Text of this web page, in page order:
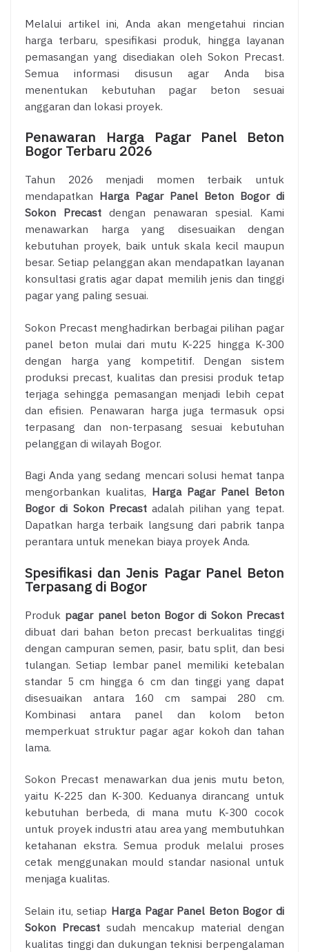
Melalui artikel ini, Anda akan mengetahui rincian
harga terbaru, spesifikasi produk, hingga layanan
pemasangan yang disediakan oleh Sokon Precast.
Semua informasi disusun agar Anda bisa
menentukan kebutuhan pagar beton sesuai
anggaran dan lokasi proyek.
Penawaran Harga Pagar Panel Beton
Bogor Terbaru 2026
Tahun 2026 menjadi momen terbaik untuk
mendapatkan Harga Pagar Panel Beton Bogor di
Sokon Precast dengan penawaran spesial. Kami
menawarkan harga yang disesuaikan dengan
kebutuhan proyek, baik untuk skala kecil maupun
besar. Setiap pelanggan akan mendapatkan layanan
konsultasi gratis agar dapat memilih jenis dan tinggi
pagar yang paling sesuai.
Sokon Precast menghadirkan berbagai pilihan pagar
panel beton mulai dari mutu K-225 hingga K-300
dengan harga yang kompetitif. Dengan sistem
produksi precast, kualitas dan presisi produk tetap
terjaga sehingga pemasangan menjadi lebih cepat
dan efisien. Penawaran harga juga termasuk opsi
terpasang dan non-terpasang sesuai kebutuhan
pelanggan di wilayah Bogor.
Bagi Anda yang sedang mencari solusi hemat tanpa
mengorbankan kualitas, Harga Pagar Panel Beton
Bogor di Sokon Precastadalah pilihan yang tepat.
Dapatkan harga terbaik langsung dari pabrik tanpa
perantara untuk menekan biaya proyek Anda.
Spesifikasi dan Jenis Pagar Panel Beton
Terpasang di Bogor
Produk pagar panel beton Bogor di Sokon Precast
dibuat dari bahan beton precast berkualitas tinggi
dengan campuran semen, pasir, batu split, dan besi
tulangan. Setiap lembar panel memiliki ketebalan
standar 5 cm hingga 6 cm dan tinggi yang dapat
disesuaikan antara 160 cm sampai 280 cm.
Kombinasi antara panel dan kolom beton
memperkuat struktur pagar agar kokoh dan tahan
lama.
Sokon Precast menawarkan dua jenis mutu beton,
yaitu K-225 dan K-300. Keduanya dirancang untuk
kebutuhan berbeda, di mana mutu K-300 cocok
untuk proyek industri atau area yang membutuhkan
ketahanan ekstra. Semua produk melalui proses
cetak menggunakan mould standar nasional untuk
menjaga kualitas.
Selain itu, setiap Harga Pagar Panel Beton Bogor di
Sokon Precast sudah mencakup material dengan
kualitas tinggi dan dukungan teknisi berpengalaman